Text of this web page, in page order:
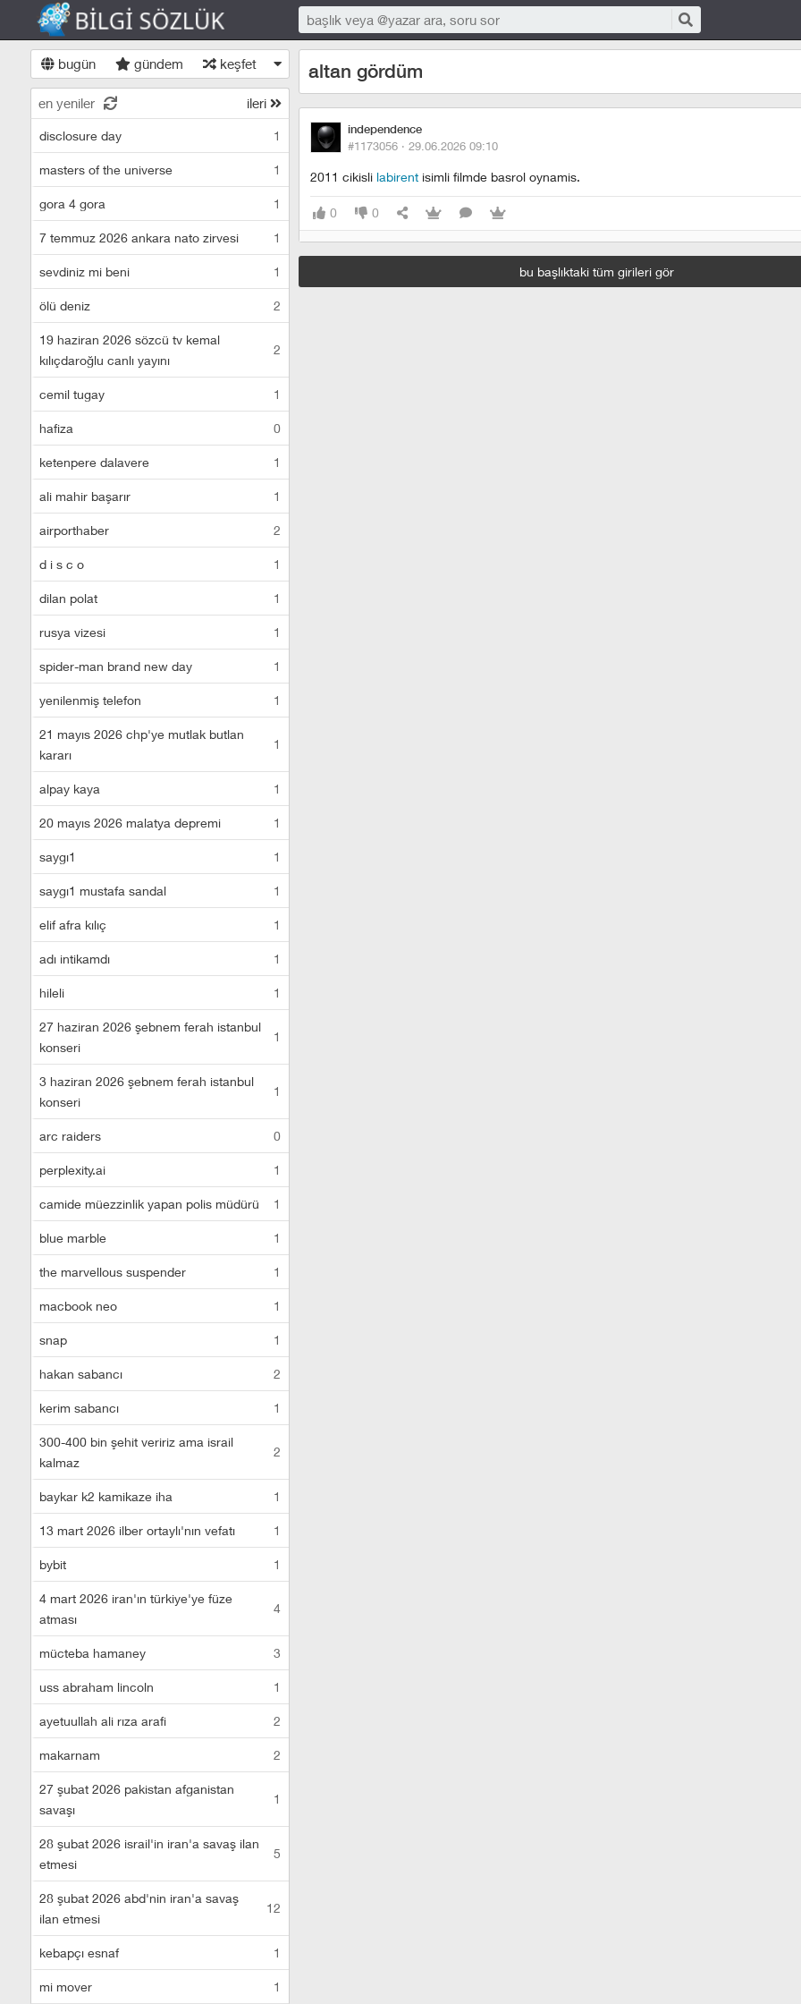
bugün gündem keşfet
en yeniler ileri
disclosure day 1
masters of the universe 1
gora 4 gora 1
7 temmuz 2026 ankara nato zirvesi 1
sevdiniz mi beni 1
ölü deniz 2
19 haziran 2026 sözcü tv kemal
kılıçdaroğlu canlı yayını
2
cemil tugay 1
hafiza 0
ketenpere dalavere 1
ali mahir başarır 1
airporthaber 2
d i s c o 1
dilan polat 1
rusya vizesi 1
spider-man brand new day 1
yenilenmiş telefon 1
21 mayıs 2026 chp'ye mutlak butlan
kararı
1
alpay kaya 1
20 mayıs 2026 malatya depremi 1
saygı1 1
saygı1 mustafa sandal 1
elif afra kılıç 1
adı intikamdı 1
hileli 1
27 haziran 2026 şebnem ferah istanbul
konseri
1
3 haziran 2026 şebnem ferah istanbul
konseri
1
arc raiders 0
perplexity.ai 1
camide müezzinlik yapan polis müdürü 1
blue marble 1
the marvellous suspender 1
macbook neo 1
snap 1
hakan sabancı 2
kerim sabancı 1
300-400 bin şehit veririz ama israil
kalmaz
2
baykar k2 kamikaze iha 1
13 mart 2026 ilber ortaylı'nın vefatı 1
bybit 1
4 mart 2026 iran'ın türkiye'ye füze
atması
4
mücteba hamaney 3
uss abraham lincoln 1
ayetuullah ali rıza arafi 2
makarnam 2
27 şubat 2026 pakistan afganistan
savaşı
1
28 şubat 2026 israil'in iran'a savaş ilan
etmesi
5
28 şubat 2026 abd'nin iran'a savaş
ilan etmesi
12
kebapçı esnaf 1
mi mover 1
altan gördüm
independence
#1173056 · 29.06.2026 09:10
2011 cikisli labirent isimli filmde basrol oynamis.
0 0
bu başlıktaki tüm girileri gör